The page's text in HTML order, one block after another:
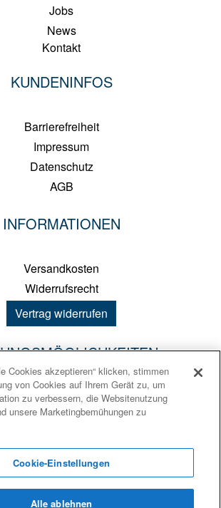
Jobs
News
Kontakt
KUNDENINFOS
Barrierefreiheit
Impressum
Datenschutz
AGB
INFORMATIONEN
Versandkosten
Widerrufsrecht
Vertrag widerrufen
PayPal
Kreditkarte
Vorkasse
Cookies akzeptieren“ klicken, stimmen
von Cookies auf Ihrem Gerät zu, um
zu verbessern, die Websitenutzung
unsere Marketingbemühungen zu
Cookie-Einstellungen
Alle ablehnen